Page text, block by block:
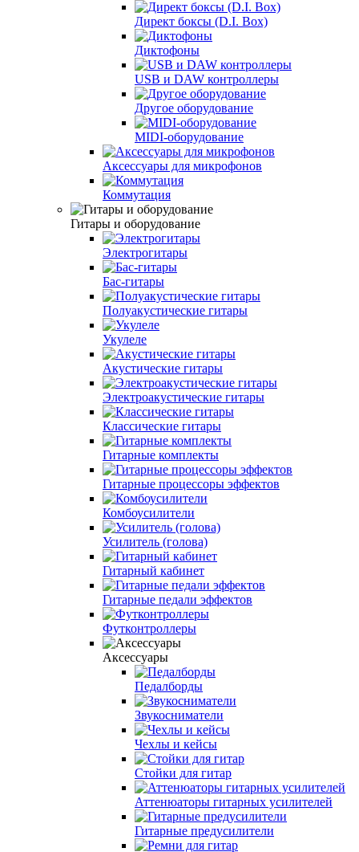
Директ боксы (D.I. Box)
Диктофоны
USB и DAW контроллеры
Другое оборудование
MIDI-оборудование
Аксeссуары для микрофонов
Коммутация
Гитары и оборудование
Электрогитары
Бас-гитары
Полуакустические гитары
Укулеле
Акустические гитары
Электроакустические гитары
Классические гитары
Гитарные комплекты
Гитарные процессоры эффектов
Комбоусилители
Усилитель (голова)
Гитарный кабинет
Гитарные педали эффектов
Футконтроллеры
Аксессуары
Педалборды
Звукосниматели
Чехлы и кейсы
Стойки для гитар
Аттенюаторы гитарных усилителей
Гитарные предусилители